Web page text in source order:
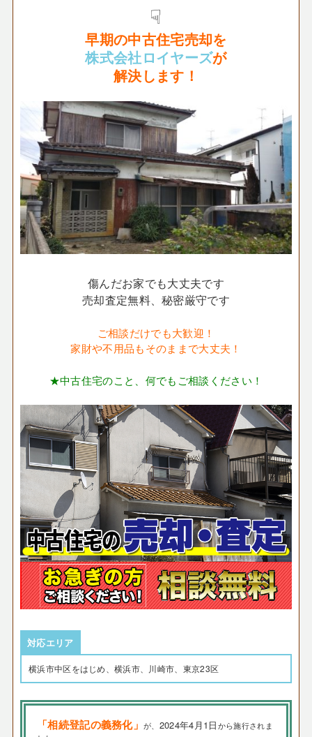
☟
早期の中古住宅売却を
株式会社ロイヤーズが
解決します！
傷んだお家でも大丈夫です
売却査定無料、秘密厳守です
ご相談だけでも大歓迎！
家財や不用品もそのままで大丈夫！
★中古住宅のこと、何でもご相談ください！
対応エリア
横浜市中区をはじめ、横浜市、川崎市、東京23区
「相続登記の義務化」が、 2024年4月1日から施行されま